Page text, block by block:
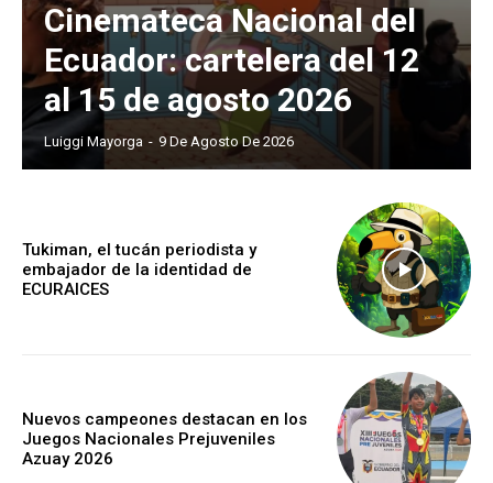
Cinemateca Nacional del
Ecuador: cartelera del 12
al 15 de agosto 2026
Luiggi Mayorga - 9 De Agosto De 2026
Tukiman, el tucán periodista y
embajador de la identidad de
ECURAICES
Nuevos campeones destacan en los
Juegos Nacionales Prejuveniles
Azuay 2026